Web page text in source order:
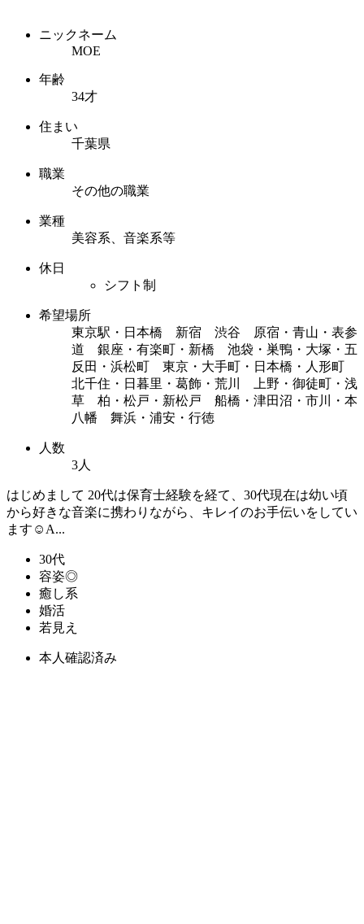
ニックネーム
MOE
年齢
34才
住まい
千葉県
職業
その他の職業
業種
美容系、音楽系等
休日
シフト制
希望場所
東京駅・日本橋 新宿 渋谷 原宿・青山・表参
道 銀座・有楽町・新橋 池袋・巣鴨・大塚・五
反田・浜松町 東京・大手町・日本橋・人形町
北千住・日暮里・葛飾・荒川 上野・御徒町・浅
草 柏・松戸・新松戸 船橋・津田沼・市川・本
八幡 舞浜・浦安・行徳
人数
3人
はじめまして 20代は保育士経験を経て、30代現在は幼い頃
から好きな音楽に携わりながら、キレイのお手伝いをしてい
ます☺A...
30代
容姿◎
癒し系
婚活
若見え
本人確認済み